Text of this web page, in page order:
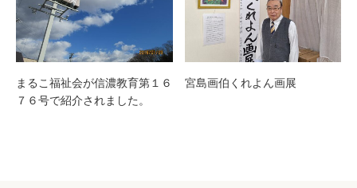
まるこ福祉会が信濃教育第１６
７６号で紹介されました。
宮島画伯くれよん画展